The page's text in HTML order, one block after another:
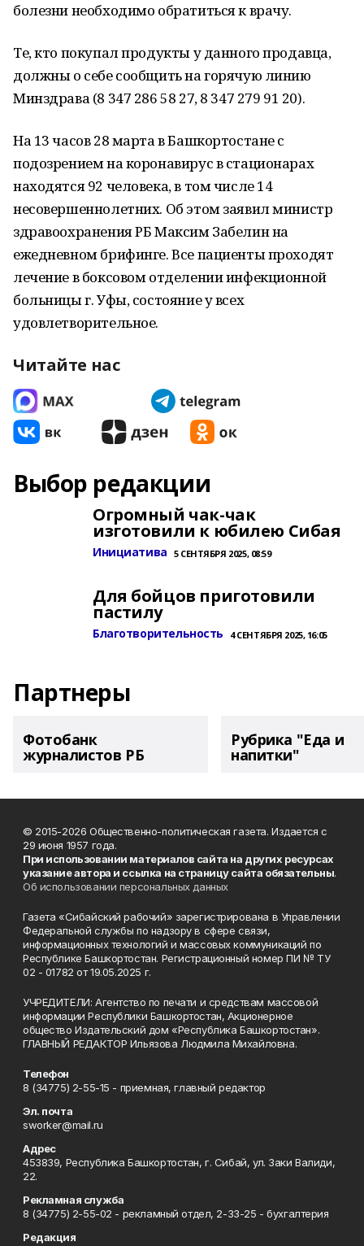
болезни необходимо обратиться к врачу.
Те, кто покупал продукты у данного продавца,
должны о себе сообщить на горячую линию
Минздрава (8 347 286 58 27, 8 347 279 91 20).
На 13 часов 28 марта в Башкортостане с
подозрением на коронавирус в стационарах
находятся 92 человека, в том числе 14
несовершеннолетних. Об этом заявил министр
здравоохранения РБ Максим Забелин на
ежедневном брифинге. Все пациенты проходят
лечение в боксовом отделении инфекционной
больницы г. Уфы, состояние у всех
удовлетворительное.
Читайте нас
Выбор редакции
Огромный чак-чак
изготовили к юбилею Сибая
Инициатива 5 СЕНТЯБРЯ 2025, 08:59
Для бойцов приготовили
пастилу
Благотворительность 4 СЕНТЯБРЯ 2025, 16:05
Партнеры
Фотобанк
журналистов РБ
Рубрика "Еда и
напитки"
© 2015-2026 Общественно-политическая газета. Издается с
29 июня 1957 года.
При использовании материалов сайта на других ресурсах
указание автора и ссылка на страницу сайта обязательны.
Об использовании персональных данных
Газета «Сибайский рабочий» зарегистрирована в Управлении
Федеральной службы по надзору в сфере связи,
информационных технологий и массовых коммуникаций по
Республике Башкортостан. Регистрационный номер ПИ № ТУ
02 - 01782 от 19.05.2025 г.
УЧРЕДИТЕЛИ: Агентство по печати и средствам массовой
информации Республики Башкортостан, Акционерное
общество Издательский дом «Республика Башкортостан».
ГЛАВНЫЙ РЕДАКТОР Ильязова Людмила Михайловна.
Телефон
8 (34775) 2-55-15 - приемная, главный редактор
Эл. почта
sworker@mail.ru
Адрес
453839, Республика Башкортостан, г. Сибай, ул. Заки Валиди,
22.
Рекламная служба
8 (34775) 2-55-02 - рекламный отдел, 2-33-25 - бухгалтерия
Редакция